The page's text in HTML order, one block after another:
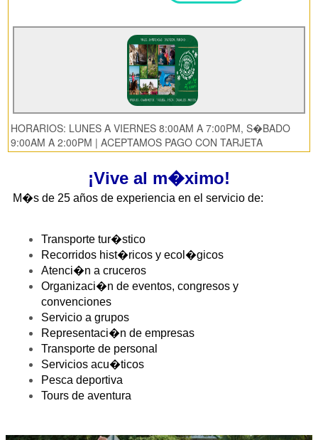
HORARIOS: LUNES A VIERNES 8:00AM A 7:00PM, S�BADO
9:00AM A 2:00PM | ACEPTAMOS PAGO CON TARJETA
¡Vive al m�ximo!
M�s de 25 años de experiencia en el servicio de:
Transporte tur�stico
Recorridos hist�ricos y ecol�gicos
Atenci�n a cruceros
Organizaci�n de eventos, congresos y
convenciones
Servicio a grupos
Representaci�n de empresas
Transporte de personal
Servicios acu�ticos
Pesca deportiva
Tours de aventura